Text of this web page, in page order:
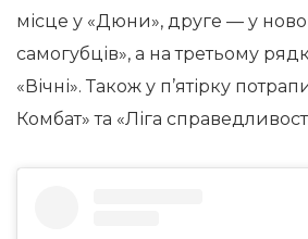
місце у «Дюни», друге — у
самогубців», а на третьому
«Вічні». Також у п’ятірку
Комбат» та «Ліга